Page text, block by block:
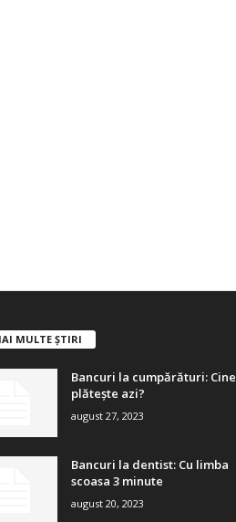
MULTE ȘTIRI
Bancuri la cumpărături: Cine
plătește azi?
august 27, 2023
Bancuri la dentist: Cu limba
scoasa 3 minute
august 20, 2023